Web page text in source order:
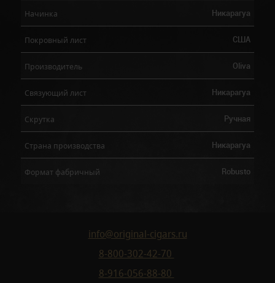
Начинка Никарагуа
Покровный лист США
Производитель Oliva
Связующий лист Никарагуа
Скрутка Ручная
Страна производства Никарагуа
Формат фабричный Robusto
info@original-cigars.ru
8-800-302-42-70
8-916-056-88-80